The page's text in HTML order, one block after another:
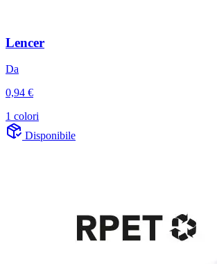
Lencer
Da
0,94 €
1 colori
Disponibile